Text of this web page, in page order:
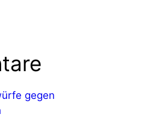
gegen